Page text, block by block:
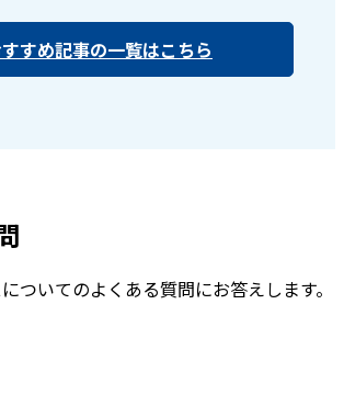
すめ記事の一覧はこちら
ついてのよくある質問にお答えします。